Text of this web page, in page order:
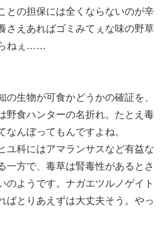
との担保には全くならないのが辛
さえあればゴミみてぇな味の野草
らねぇ……
の生物が可食かどうかの確証を、
野食ハンターの名折れ。たとえ毒
なんぼってもんですよね。
ユ科にはアマランサスなど有益な
一方で、毒草は腎毒性があるとさ
のようです。ナガエツルノゲイト
ばとりあえずは大丈夫そう。やっ